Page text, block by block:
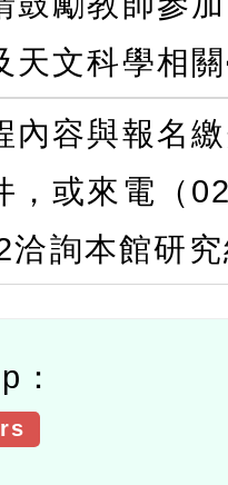
天文科學相
內容與報名
，或來電（
洽詢本館研